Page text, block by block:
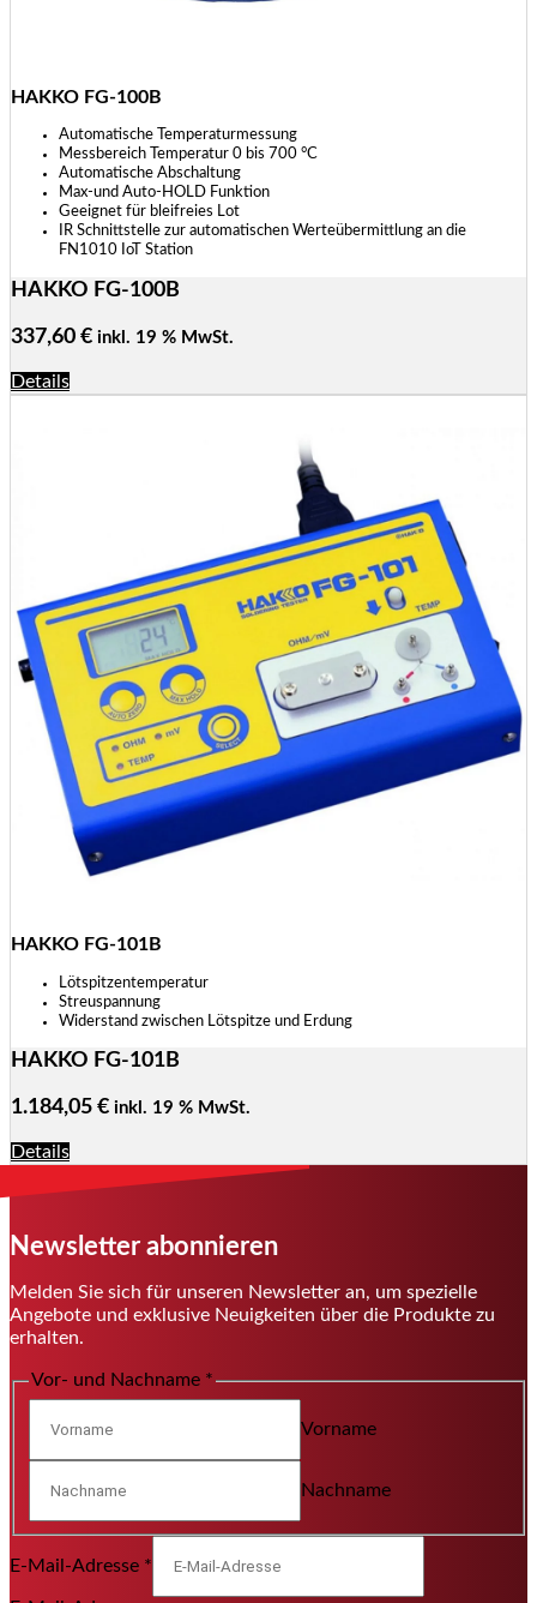
HAKKO FG-100B
Automatische Temperaturmessung
Messbereich Temperatur 0 bis 700 °C
Automatische Abschaltung
Max-und Auto-HOLD Funktion
Geeignet für bleifreies Lot
IR Schnittstelle zur automatischen Werteübermittlung an die
FN1010 IoT Station
HAKKO FG-100B
337,60 € inkl. 19 % MwSt.
Details
HAKKO FG-101B
Lötspitzentemperatur
Streuspannung
Widerstand zwischen Lötspitze und Erdung
HAKKO FG-101B
1.184,05 € inkl. 19 % MwSt.
Details
Newsletter abonnieren
Melden Sie sich für unseren Newsletter an, um spezielle
Angebote und exklusive Neuigkeiten über die Produkte zu
erhalten.
Vor- und Nachname *
Vorname
Nachname
E-Mail-Adresse *